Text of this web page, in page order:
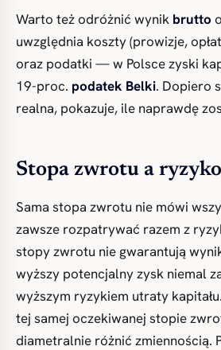
Warto też odróżnić wynik brutto
uwzględnia koszty (prowizje,
oraz podatki — w Polsce zyski
19-proc. podatek Belki. Dopiero
realna, pokazuje, ile naprawdę
Stopa zwrotu a ryzyko
Sama stopa zwrotu nie mówi
zawsze rozpatrywać razem z
stopy zwrotu nie gwarantują
wyższy potencjalny zysk niemal
wyższym ryzykiem utraty
tej samej oczekiwanej stopie
diametralnie różnić zmiennością.